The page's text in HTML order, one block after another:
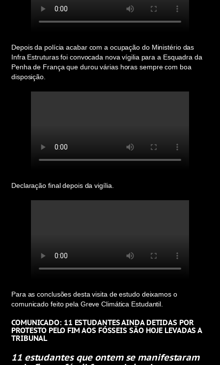
Depois da polícia acabar com a ocupação do Ministério das
Infra Estruturas foi convocada nova vígilia para a Esquadra da
Penha de França que durou várias horas sempre com boa
disposição.
Declaração final depois da vigília.
Para as conclusões desta visita de estudo deixamos o
comunicado feito pela Greve Climática Estudantil.
COMUNICADO: 11 ESTUDANTES AINDA DETIDAS POR
PROTESTO PELO FIM AOS FÓSSEIS SÃO HOJE LEVADAS A
TRIBUNAL
11 estudantes que ontem se manifestaram